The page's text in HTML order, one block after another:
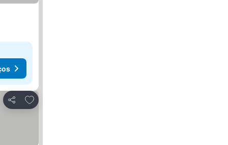
Partilhar
Adicionar aos favoritos